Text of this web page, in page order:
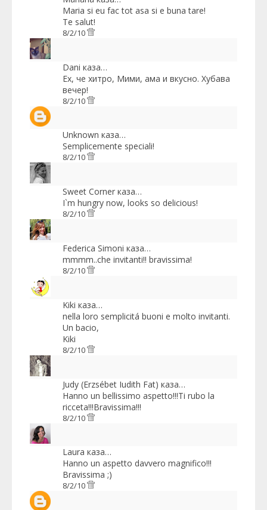
Maria si eu fac tot asa si e buna tare!
Te salut!
8/2/10
Dani каза…
Ех, че хитро, Мими, ама и вкусно. Хубава
вечер!
8/2/10
Unknown каза…
Semplicemente speciali!
8/2/10
Sweet Corner каза…
I`m hungry now, looks so delicious!
8/2/10
Federica Simoni каза…
mmmm..che invitanti!! bravissima!
8/2/10
Kiki каза…
nella loro semplicitá buoni e molto invitanti.
Un bacio,
Kiki
8/2/10
Judy (Erzsébet Iudith Fat) каза…
Hanno un bellissimo aspetto!!!Ti rubo la
ricceta!!!Bravissima!!!
8/2/10
Laura каза…
Hanno un aspetto davvero magnifico!!!
Bravissima ;)
8/2/10